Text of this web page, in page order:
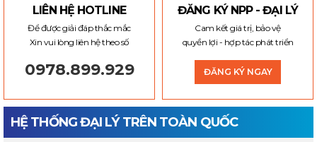
LIÊN HỆ HOTLINE
Để được giải đáp thắc mắc
Xin vui lòng liên hệ theo số
0978.899.929
ĐĂNG KÝ NPP - ĐẠI LÝ
Cam kết giá trị, bảo vệ
quyền lợi - hợp tác phát triển
ĐĂNG KÝ NGAY
HỆ THỐNG ĐẠI LÝ TRÊN TOÀN QUỐC